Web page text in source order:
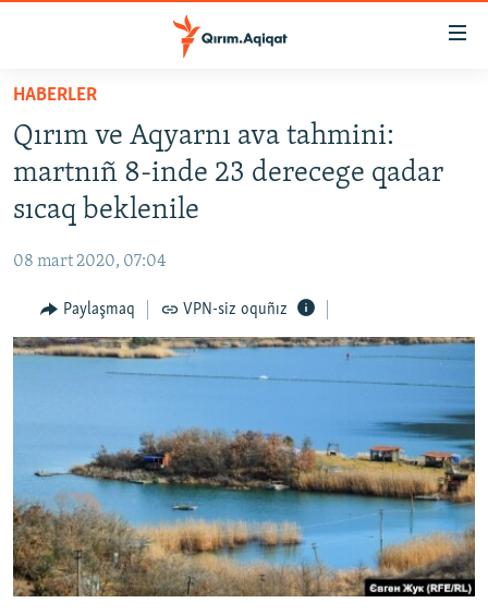
Esas
qaytmaq
Baş
navigatsiyağa
qaytmaq
Qıdıruvğa
SİYASET
İQTİSADİYAT
MEDENİYET
İNSAN AQLARI
VİDEO
FİKİR
Русский
Українською
HABERLER
Qırım ve Aqyarnı ava tahmini:
martnıñ 8-inde 23 derecege qadar
sıcaq beklenile
08 mart 2020, 07:04
Paylaşmaq VPN-siz oquñız